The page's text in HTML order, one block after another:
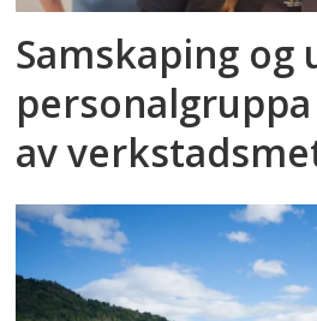
Samskaping
av